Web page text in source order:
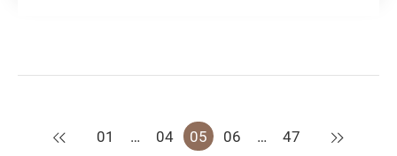
上一页
01 … 04 05 06 … 47 下一页